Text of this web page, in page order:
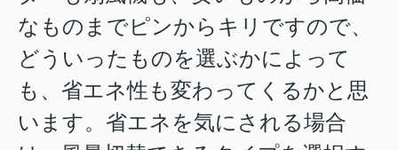
なものまでピンからキリですので、
どういったものを選ぶかによって
も、省エネ性も変わってくるかと思
います。省エネを気にされる場合